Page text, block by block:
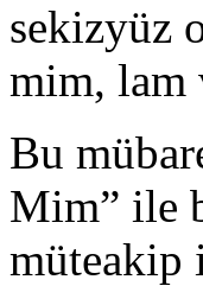
sekizyüz
mim, lam
Bu
Mim” ile
müteakip